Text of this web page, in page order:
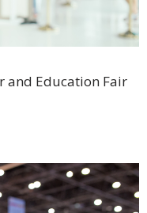
and Education Fair